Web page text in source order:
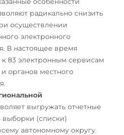
радикально снизить
осуществлении
электронного
В настоящее время
к 83 электронным сервисам
органов местного
выгружать отчетные
(списки)
автономному округу.